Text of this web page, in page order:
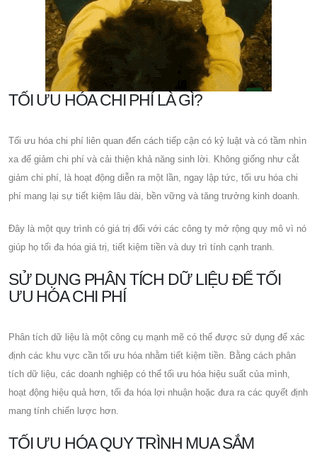
TỐI ƯU HÓA CHI PHÍ LÀ GÌ?
Tối ưu hóa chi phí liên quan đến cách tiếp cận có kỷ luật và có tầm nhìn
xa để giảm chi phí và cải thiện khả năng sinh lời. Không giống như cắt
giảm chi phí, là hoạt động diễn ra một lần, ngay lập tức, tối ưu hóa chi
phí mang lại sự tiết kiệm lâu dài, bền vững và tăng trưởng kinh doanh.
Đây là một quy trình có giá trị đối với các công ty mở rộng quy mô vì nó
giúp họ tối đa hóa giá trị, tiết kiệm tiền và duy trì tính cạnh tranh.
SỬ DỤNG PHÂN TÍCH DỮ LIỆU ĐỂ TỐI
ƯU HÓA CHI PHÍ
Phân tích dữ liệu là một công cụ mạnh mẽ có thể được sử dụng để xác
định các khu vực cần tối ưu hóa nhằm tiết kiệm tiền. Bằng cách phân
tích dữ liệu, các doanh nghiệp có thể tối ưu hóa hiệu suất của mình,
hoạt động hiệu quả hơn, tối đa hóa lợi nhuận hoặc đưa ra các quyết định
mang tính chiến lược hơn.
TỐI ƯU HÓA QUY TRÌNH MUA SẮM